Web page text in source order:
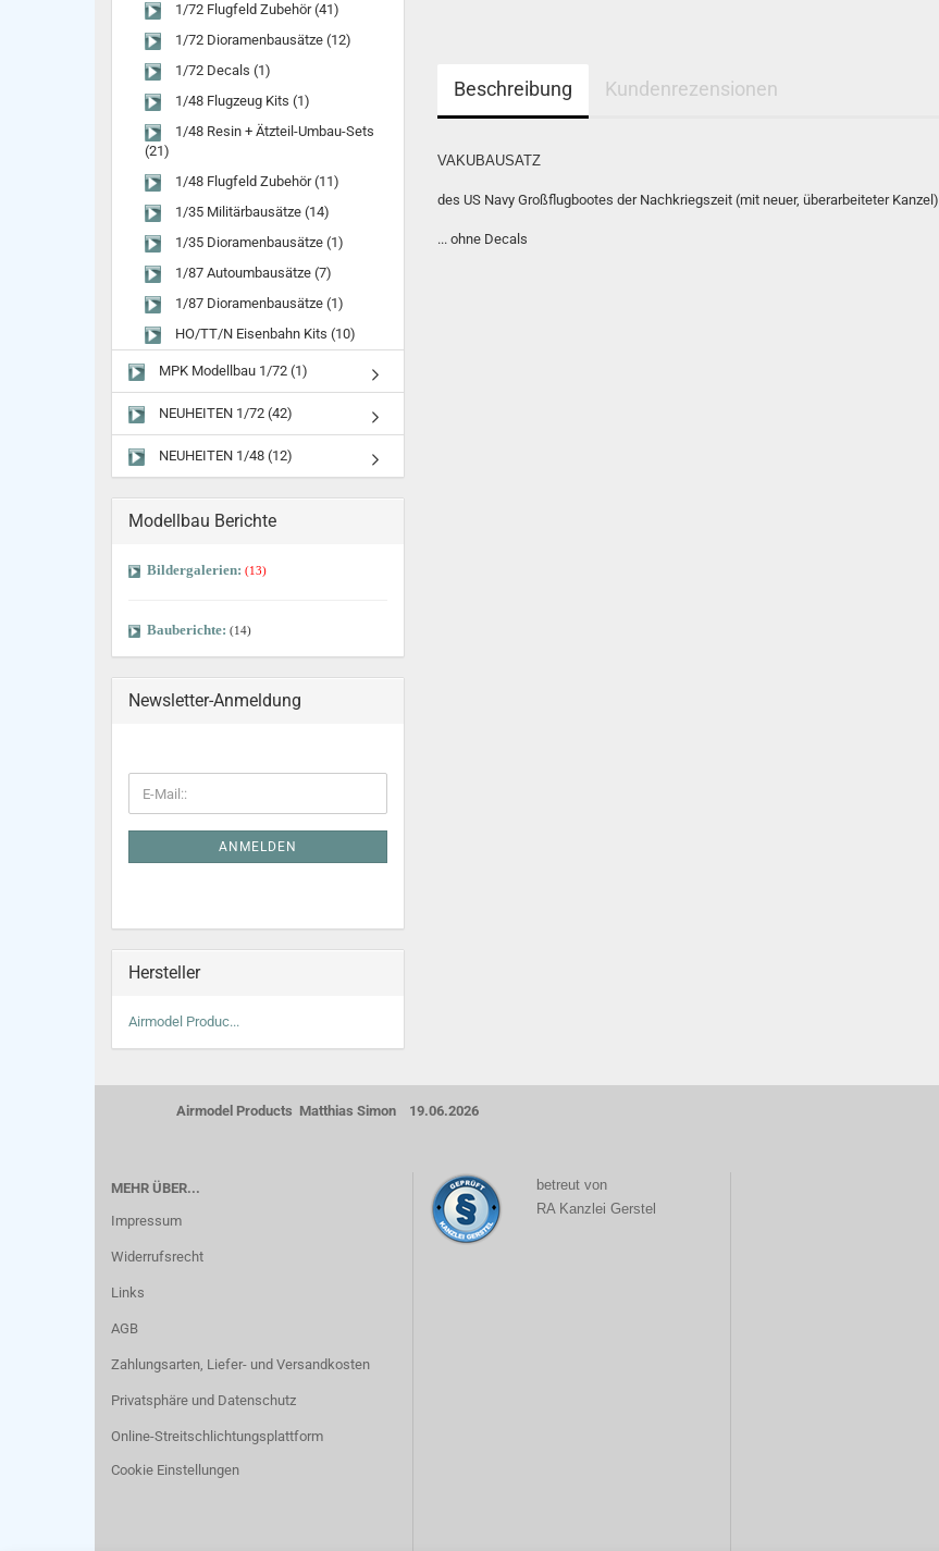
Beschreibung Kundenrezensionen
VAKUBAUSATZ
des US Navy Großflugbootes der Nachkriegszeit (mit neuer, überarbeiteter Kanzel)
... ohne Decals
1/72 Flugfeld Zubehör (41)
1/72 Dioramenbausätze (12)
1/72 Decals (1)
1/48 Flugzeug Kits (1)
1/48 Resin + Ätzteil-Umbau-Sets
(21)
1/48 Flugfeld Zubehör (11)
1/35 Militärbausätze (14)
1/35 Dioramenbausätze (1)
1/87 Autoumbausätze (7)
1/87 Dioramenbausätze (1)
HO/TT/N Eisenbahn Kits (10)
MPK Modellbau 1/72 (1)
NEUHEITEN 1/72 (42)
NEUHEITEN 1/48 (12)
Modellbau Berichte
Bildergalerien: (13)
Bauberichte: (14)
Newsletter-Anmeldung
ANMELDEN
Hersteller
Airmodel Produc...
Airmodel Products Matthias Simon 19.06.2026
MEHR ÜBER...
Impressum
Widerrufsrecht
Links
AGB
Zahlungsarten, Liefer- und Versandkosten
Privatsphäre und Datenschutz
Online-Streitschlichtungsplattform
Cookie Einstellungen
betreut von
RA Kanzlei Gerstel